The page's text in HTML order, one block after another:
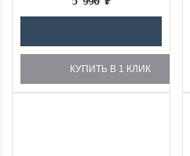
КУПИТЬ В 1 КЛИК